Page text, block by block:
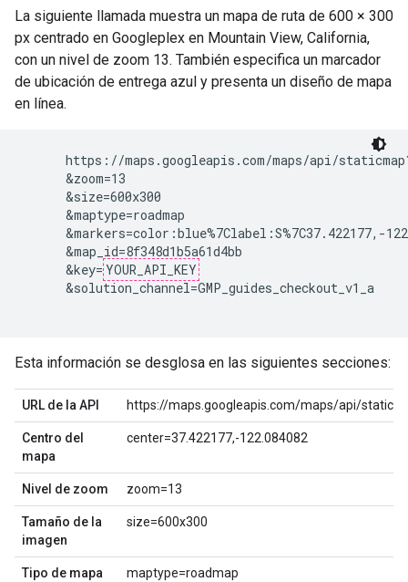
La siguiente llamada muestra un mapa de ruta de 600 × 300
px centrado en Googleplex en Mountain View, California,
con un nivel de zoom 13. También especifica un marcador
de ubicación de entrega azul y presenta un diseño de mapa
en línea.
https://maps.googleapis.com/maps/api/
      &zoom=13
      &size=600x300
      &maptype=roadmap
&markers=color:blue%7Clabel:S%7C37.422177,-
      &map_id=8f348d1b5a61d4bb
      &key=
YOUR_API_KEY
      &solution_channel=GMP_guides_checkout_v1_a
Esta información se desglosa en las siguientes secciones:
URL de la API https://maps.googleapis.com/maps/api/
Centro del
mapa
center=37.422177,-122.084082
Nivel de zoom zoom=13
Tamaño de la
imagen
size=600x300
Tipo de mapa maptype=roadmap